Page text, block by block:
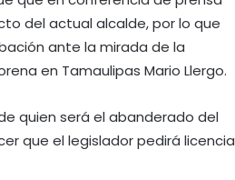
del actual alcalde, por lo que
ante la mirada de la
en Tamaulipas Mario Llergo.
quien será el abanderado del
que el legislador pedirá licencia